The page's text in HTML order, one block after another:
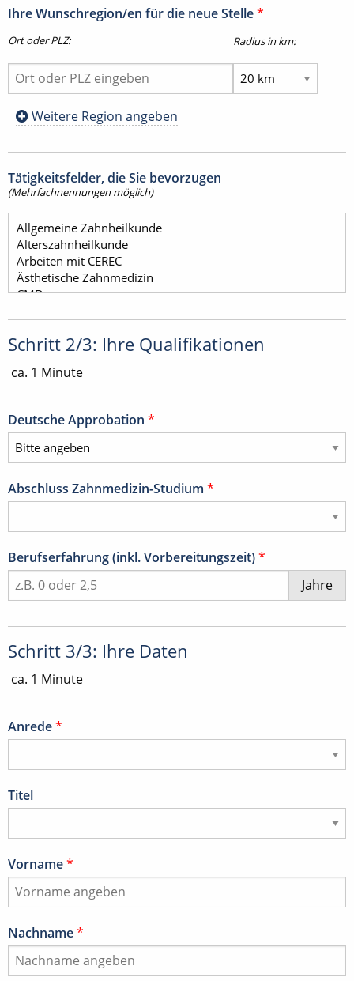
Ihre Wunschregion/en für die neue Stelle*
Ort oder PLZ: Radius in km:
Weitere Region angeben
Tätigkeitsfelder, die Sie bevorzugen
(Mehrfachnennungen möglich)
Schritt 2/3: Ihre Qualifikationen
ca. 1 Minute
Deutsche Approbation *
Abschluss Zahnmedizin-Studium *
Berufserfahrung (inkl. Vorbereitungszeit)*
Jahre
Schritt 3/3: Ihre Daten
ca. 1 Minute
Anrede*
Titel
Vorname*
Nachname*